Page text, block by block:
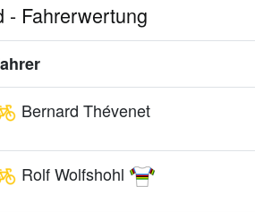
- Fahrerwertung
Bernard Thévenet
Rolf Wolfshohl